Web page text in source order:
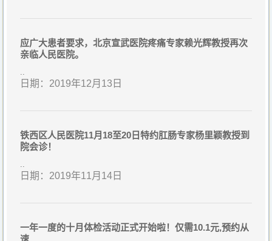
应广大患者要求，北京宣武医院疼痛专家赖光辉教授再次
亲临人民医院。
日期：2019年12月13日
铁西区人民医院11月18至20日特约肛肠专家杨里颖教授到
院会诊！
日期：2019年11月14日
一年一度的十月体检活动正式开始啦！仅需10.1元,预约从
速